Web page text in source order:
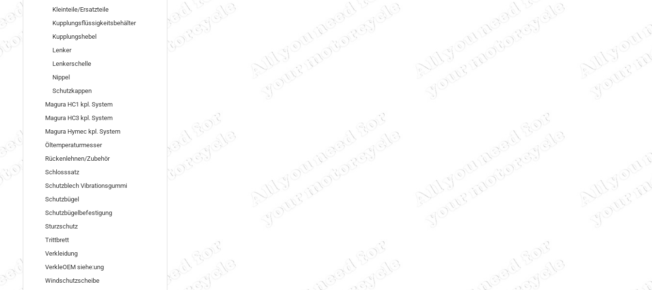
Kleinteile/Ersatzteile
Kupplungsflüssigkeitsbehälter
Kupplungshebel
Lenker
Lenkerschelle
Nippel
Schutzkappen
Magura HC1 kpl. System
Magura HC3 kpl. System
Magura Hymec kpl. System
Öltemperaturmesser
Rückenlehnen/Zubehör
Schlosssatz
Schutzblech Vibrationsgummi
Schutzbügel
Schutzbügelbefestigung
Sturzschutz
Trittbrett
Verkleidung
VerkleOEM siehe:ung
Windschutzscheibe